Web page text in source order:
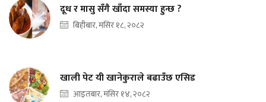
दूध र मासु सँगै खाँदा समस्या हुन्छ ?
बिहीबार, मंसिर १८, २०८२
खाली पेट यी खानेकुराले बढाउँछ एसिड
आइतबार, मंसिर १४, २०८२